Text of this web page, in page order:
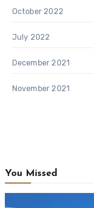
October 2022
July 2022
December 2021
November 2021
You Missed